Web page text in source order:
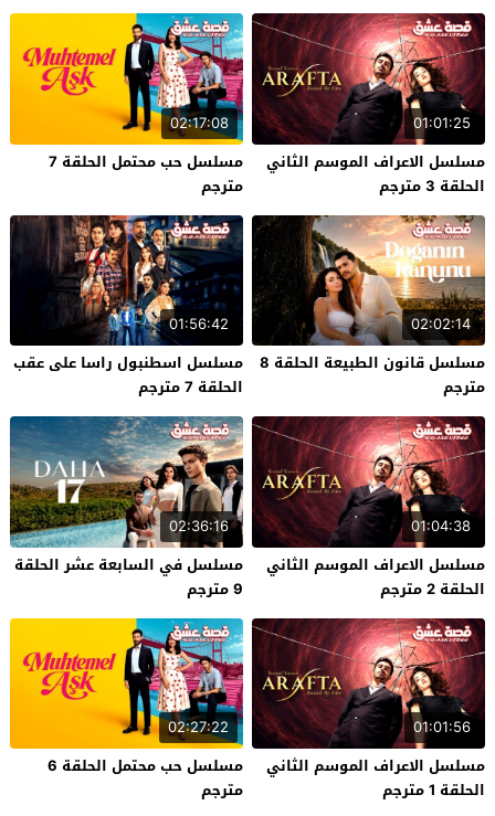
01:01:25
مسلسل الاعراف الموسم الثاني
الحلقة 3 مترجم
02:17:08
مسلسل حب محتمل الحلقة 7
مترجم
02:02:14
مسلسل قانون الطبيعة الحلقة 8
مترجم
01:56:42
مسلسل اسطنبول راسا على عقب
الحلقة 7 مترجم
01:04:38
مسلسل الاعراف الموسم الثاني
الحلقة 2 مترجم
02:36:16
مسلسل في السابعة عشر الحلقة
9 مترجم
01:01:56
مسلسل الاعراف الموسم الثاني
الحلقة 1 مترجم
02:27:22
مسلسل حب محتمل الحلقة 6
مترجم